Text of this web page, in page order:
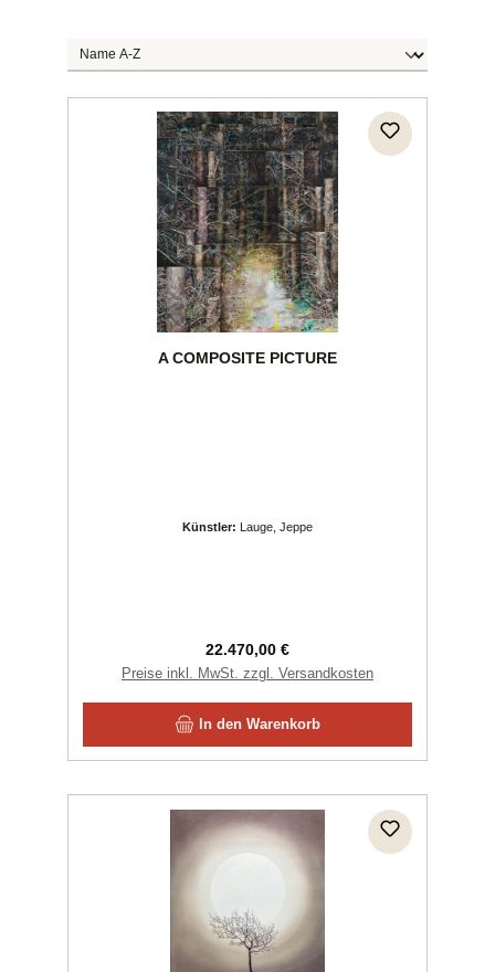
A COMPOSITE PICTURE
Künstler: Lauge, Jeppe
Regulärer Preis:
22.470,00 €
Preise inkl. MwSt. zzgl. Versandkosten
In den Warenkorb